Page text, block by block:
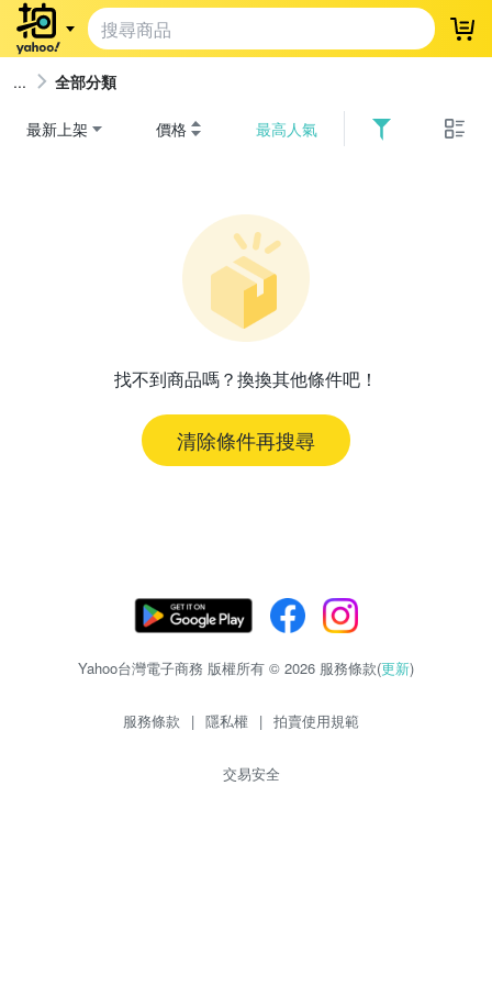
登
全部分類
最新上架 價格 最高人氣
找不到商品嗎？換換其他條件吧！
清除條件再搜尋
Yahoo台灣電子商務 版權所有 © 2026 服務條款(更新)
服務條款 | 隱私權 | 拍賣使用規範
交易安全